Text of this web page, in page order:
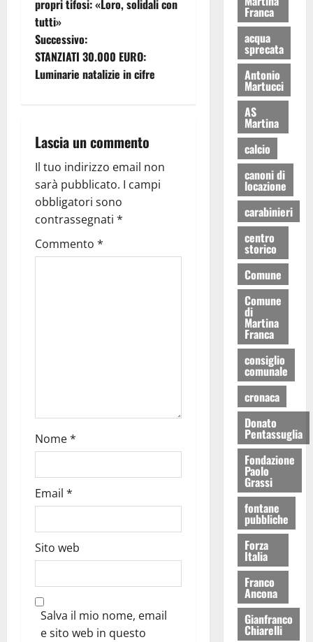
propri tifosi: «Loro, solidali con
tutti»
Successivo:
STANZIATI 30.000 EURO:
Luminarie natalizie in cifre
Lascia un commento
Il tuo indirizzo email non
sarà pubblicato. I campi
obbligatori sono
contrassegnati *
Commento *
Nome*
Email *
Sito web
Salva il mio nome, email
e sito web in questo
Franca
acqua
sprecata
Antonio
Martucci
AS
Martina
calcio
canoni di
locazione
carabinieri
centro
storico
Comune
Comune
di
Martina
Franca
consiglio
comunale
cronaca
Donato
Pentassuglia
Fondazione
Paolo
Grassi
fontane
pubbliche
Forza
Italia
Franco
Ancona
Gianfranco
Chiarelli